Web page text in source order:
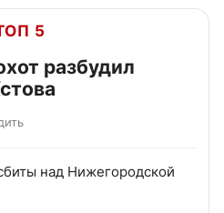
5
разбудил
над Нижегородской